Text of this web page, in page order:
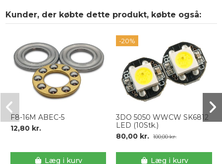
Kunder, der købte dette produkt, købte også:
F8-16M ABEC-5
12,80 kr.
Læg i kurv
-20%
3DO 5050 WWCW SK6812
LED (10Stk.)
80,00 kr. 100,00 kr.
Læg i kurv